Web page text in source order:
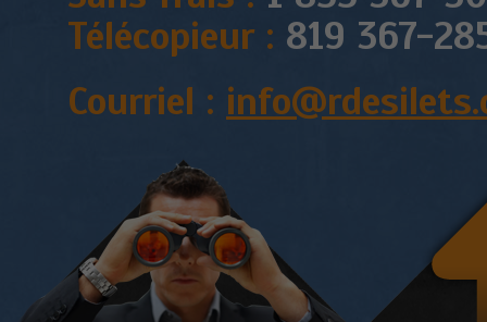
Télécopieur : 819 367-
Courriel :